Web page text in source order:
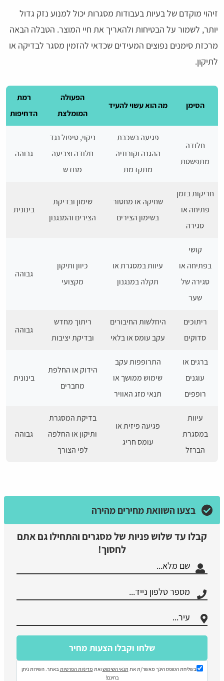
זיהוי מוקדם של בעיות בעבודות מסגרות יכול למנוע נזק גדול
יותר, לשמור על הבטיחות ולהאריך את חיי המוצר. הטבלה הבאה
מרכזת סימנים נפוצים המעידים שכדאי להזמין מסגר לבדיקה או
לתיקון.
הסימן מה הוא עשוי להעיד
הפעולה
המומלצת
רמת
הדחיפות
חלודה
מתפשטת
פגיעה בשכבת
ההגנה וקורוזיה
מתקדמת
ניקוי, טיפול נגד
חלודה וצביעה
מחדש
גבוהה
חריקות בזמן
פתיחה או
סגירה
שחיקה או מחסור
בשימון הצירים
שימון ובדיקת
הצירים והמנגנון
בינונית
קושי
בפתיחה או
סגירה של
שער
עיוות במסגרת או
תקלה במנגנון
כיוון ותיקון
מקצועי
גבוהה
ריתוכים
סדוקים
היחלשות החיבורים
עקב עומס או בלאי
ריתוך מחדש
ובדיקת יציבות
גבוהה
ברגים או
עוגנים
רופפים
התרופפות עקב
שימוש ממושך או
תנאי מזג האוויר
הידוק או החלפת
מחברים
בינונית
עיוות
במסגרת
הברזל
פגיעה פיזית או
עומס חריג
בדיקת המסגרת
ותיקון או החלפה
לפי הצורך
גבוהה
בצעו השוואת מחירים מהירה
קבלו עד שלוש פניות של מסגרים והתחילו גם אתם
לחסוך!
בשליחת הטופס הינך מאשר/ת את תנאי השימושואת מדיניות הפרטיות באתר. השירות ניתן
בחינם!